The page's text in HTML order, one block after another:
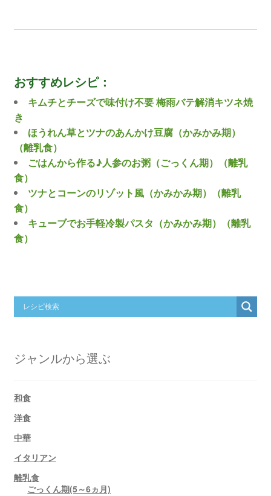
おすすめレシピ：
キムチとチーズで味付け不要 梅雨バテ解消キツネ焼
き
ほうれん草とツナのあんかけ豆腐（かみかみ期）
（離乳食）
ごはんから作る♪人参のお粥（ごっくん期）（離乳
食）
ツナとコーンのリゾット風（かみかみ期）（離乳
食）
キューブでお手軽冷製パスタ（かみかみ期）（離乳
食）
ジャンルから選ぶ
和食
洋食
中華
イタリアン
離乳食
ごっくん期(5～6ヵ月)